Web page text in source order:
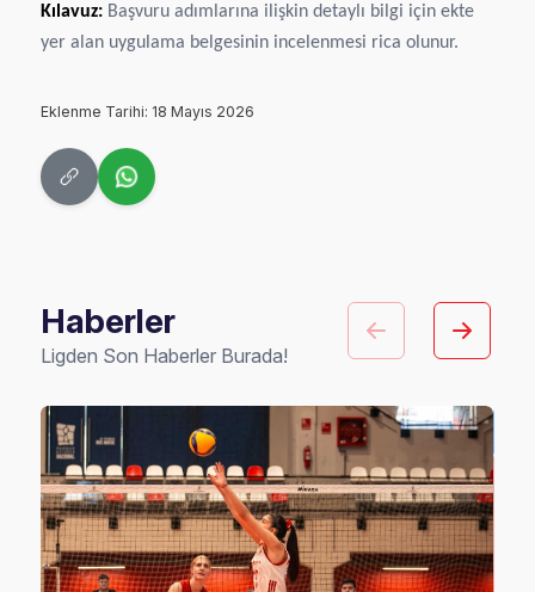
Kılavuz: Başvuru adımlarına ilişkin detaylı bilgi için ekte
yer alan uygulama belgesinin incelenmesi rica olunur.
Eklenme Tarihi: 18 Mayıs 2026
Haberler
Ligden Son Haberler Burada!